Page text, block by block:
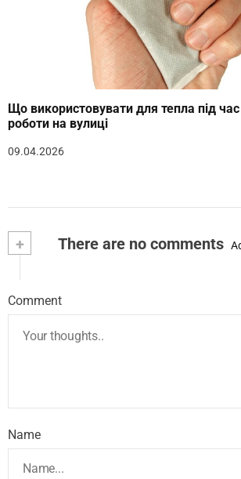
Що використовувати для тепла під
роботи на вулиці
09.04.2026
+ There are no comments
Comment
Name